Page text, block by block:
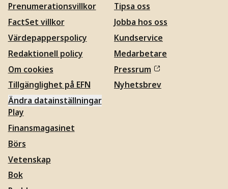
Prenumerationsvillkor
FactSet villkor
Värdepapperspolicy
Redaktionell policy
Om cookies
Tillgänglighet på EFN
Ändra datainställningar
Tipsa oss
Jobba hos oss
Kundservice
Medarbetare
Pressrum
Nyhetsbrev
Play
Finansmagasinet
Börs
Vetenskap
Bok